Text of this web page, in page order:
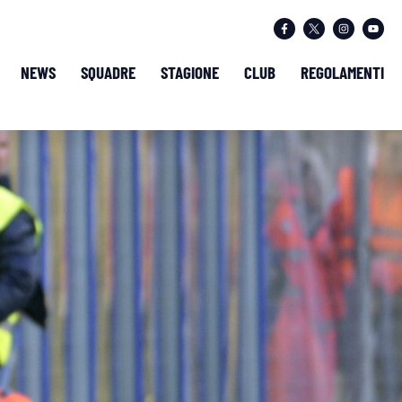
NEWS SQUADRE STAGIONE CLUB REGOLAMENTI